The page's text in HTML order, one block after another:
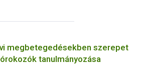
megbetegedésekben szerepet
tanulmányozása